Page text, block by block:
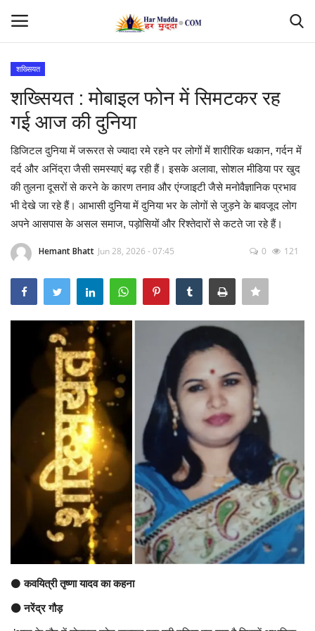
Home
Contact
देश
उत्तर प्रदेश
अंतर्राष्ट्रीय
कला संस्कृति
धर्म
रेलवे
शख्सियत
मनोरंजन
विचार सरोकार
शख्सियत
शख्सियत : मोबाइल फोन में सिमटकर रह
गई आज की दुनिया
डिजिटल दुनिया में जरूरत से ज्यादा रमे रहने पर लोगों में शारीरिक थकान, गर्दन में
दर्द और अनिंद्रा जैसी समस्याएं बढ़ रही हैं। इसके अलावा, सोशल मीडिया पर खुद
की तुलना दूसरों से करने के कारण तनाव और एंग्जाइटी जैसे मनोवैज्ञानिक प्रभाव
भी देखे जा रहे हैं। आभासी दुनिया में दुनिया भर के लोगों से जुड़ने के बावजूद लोग
अपने आसपास के असल समाज, पड़ोसियों और रिश्तेदारों से कटते जा रहे हैं।
Hemant Bhatt Jun 28, 2026 - 07:45 0 121
⚫कवयित्री तृष्णा यादव का कहना
⚫ नरेंद्र गौड़